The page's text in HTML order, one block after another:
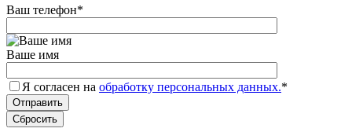
Ваш телефон*
Ваше имя
Я согласен на обработку персональных данных.*